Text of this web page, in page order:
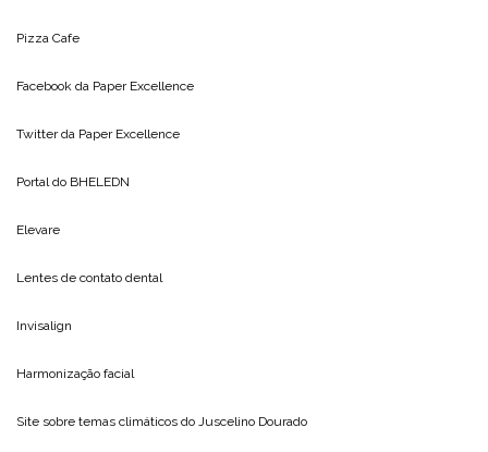
Pizza Cafe
Facebook da Paper Excellence
Twitter da Paper Excellence
Portal do BHELEDN
Elevare
Lentes de contato dental
Invisalign
Harmonização facial
Site sobre temas climáticos do Juscelino Dourado